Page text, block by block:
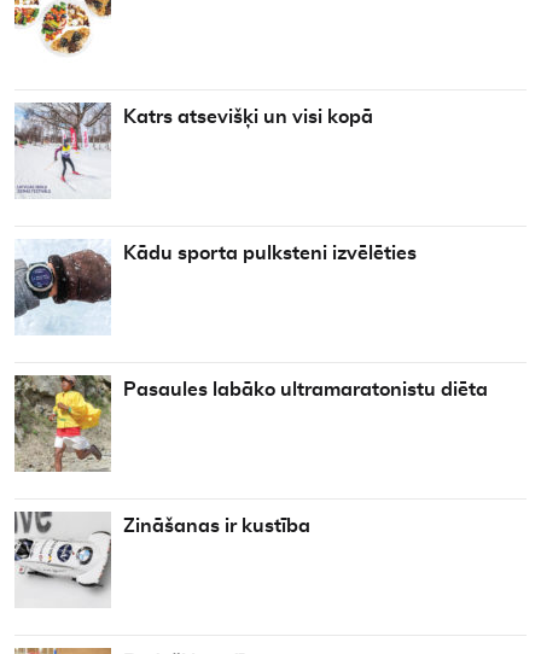
Katrs atsevišķi un visi kopā
Kādu sporta pulksteni izvēlēties
Pasaules labāko ultramaratonistu diēta
Zināšanas ir kustība